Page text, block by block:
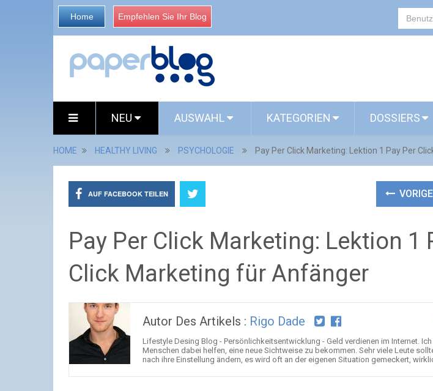
Home Empfehlen Sie Ihr Blog
NEU AUSWAHL KATEGORIEN DOSSIERS
HOME HEALTHY LIVING PSYCHOLOGIE Pay Per Click Marketing: Lektion 1 Pay Per
AUF FACEBOOK TEILEN VORIGE
Pay Per Click Marketing: Lektion 1
Click Marketing für Anfänger
Autor Des Artikels : Rigo Dade
Lifestyle Desing Blog - Persönlichkeitsentwicklung - Geld verdienen im Internet.
Menschen dabei helfen, eine neue Sichtweise zu bekommen. Sehr viele Leute
nach ihre Einstellung ändern, es wird oft an der eigenen Situation gemeckert,